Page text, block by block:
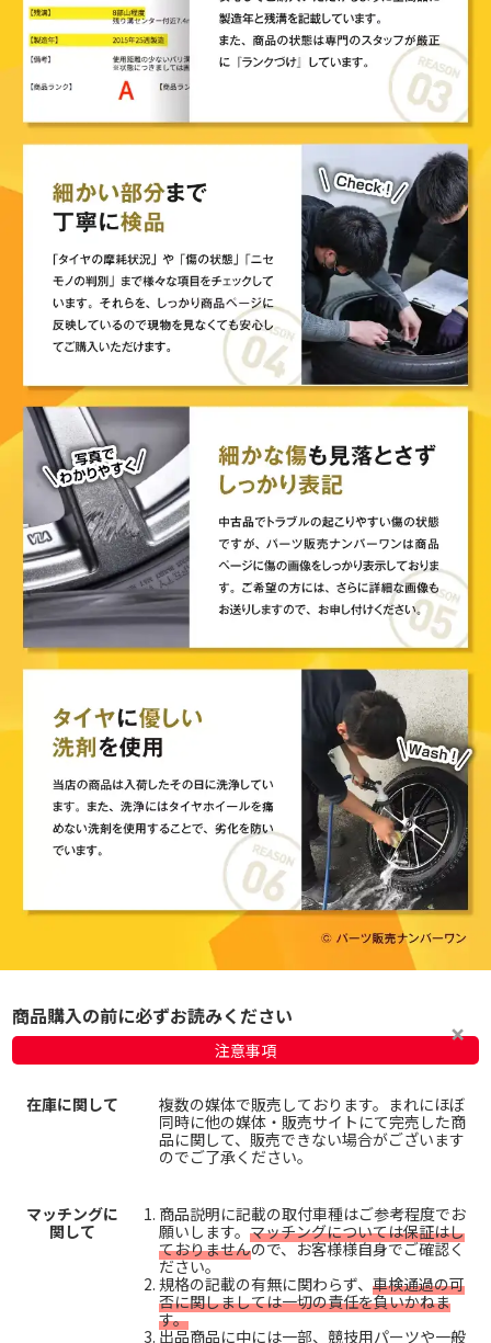
商品購入の前に必ずお読みください
注意事項
在庫に関して
複数の媒体で販売しております。まれにほぼ
同時に他の媒体・販売サイトにて完売した商
品に関して、販売できない場合がございます
のでご了承ください。
マッチングに
関して
商品説明に記載の取付車種はご参考程度でお
願いします。 マッチングについては保証はし
ておりませんので、お客様様自身でご確認く
ださい。
規格の記載の有無に関わらず、 車検通過の可
否に関しましては一切の責任を負いかねま
す。
出品商品に中には一部、競技用パーツや一般